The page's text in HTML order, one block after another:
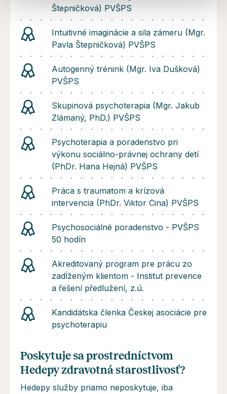
Štepničková) PVŠPS
Intuitivné imaginácie a sila zámeru (Mgr.
Pavla Štepničková) PVŠPS
Autogenný trénink (Mgr. Iva Dušková)
PVŠPS
Skupinová psychoterapia (Mgr. Jakub
Zlámaný, PhD.) PVŠPS
Psychoterapia a poradenstvo pri
výkonu sociálno-právnej ochrany detí
(PhDr. Hana Hejná) PVŠPS
Práca s traumatom a krízová
intervencia (PhDr. Viktor Cina) PVŠPS
Psychosociálné poradenstvo - PVŠPS
50 hodín
Akreditovaný program pre prácu zo
zadĺženým klientom - Institut prevence
a řešení předlužení, z.ú.
Kandidátska členka Českej asociácie pre
psychoterapiu
Poskytuje sa prostredníctvom
Hedepy zdravotná starostlivosť?
Hedepy služby priamo neposkytuje, iba